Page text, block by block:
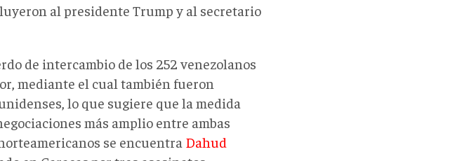
al presidente Trump y al secretario
de intercambiode los 252 venezolanos
mediante el cual también fueron
lo que sugiere que la medida
más amplio entre ambas
se encuentra Dahud